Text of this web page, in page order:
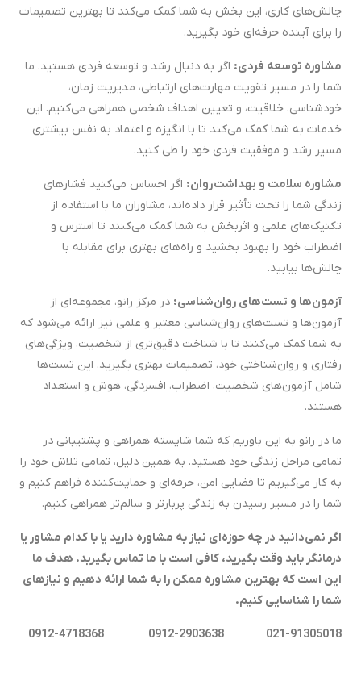
چالش‌های کاری، این بخش به شما کمک می‌کند تا بهترین تصمیمات
را برای آینده حرفه‌ای خود بگیرید.
مشاوره توسعه فردی: اگر به دنبال رشد و توسعه فردی هستید، ما
شما را در مسیر تقویت مهارت‌های ارتباطی، مدیریت زمان،
خودشناسی، خلاقیت، و تعیین اهداف شخصی همراهی می‌کنیم. این
خدمات به شما کمک می‌کند تا با انگیزه و اعتماد به نفس بیشتری
مسیر رشد و موفقیت فردی خود را طی کنید.
مشاوره سلامت و بهداشت روان: اگر احساس می‌کنید فشارهای
زندگی شما را تحت تأثیر قرار داده‌اند، مشاوران ما با استفاده از
تکنیک‌های علمی و اثربخش به شما کمک می‌کنند تا استرس و
اضطراب خود را بهبود بخشید و راه‌های بهتری برای مقابله با
چالش‌ها بیابید.
آزمون‌ها و تست‌های روان‌شناسی: در مرکز رانو، مجموعه‌ای از
آزمون‌ها و تست‌های روان‌شناسی معتبر و علمی نیز ارائه می‌شود که
به شما کمک می‌کنند تا با شناخت دقیق‌تری از شخصیت، ویژگی‌های
رفتاری و روان‌شناختی خود، تصمیمات بهتری بگیرید. این تست‌ها
شامل آزمون‌های شخصیت، اضطراب، افسردگی، هوش و استعداد
هستند.
ما در رانو به این باوریم که شما شایسته همراهی و پشتیبانی در
تمامی مراحل زندگی خود هستید. به همین دلیل، تمامی تلاش خود را
به کار می‌گیریم تا فضایی امن، حرفه‌ای و حمایت‌کننده فراهم کنیم و
شما را در مسیر رسیدن به زندگی پربارتر و سالم‌تر همراهی کنیم.
اگر نمی‌دانید در چه حوزه‌ای نیاز به مشاوره دارید یا با کدام مشاور یا
درمانگر باید وقت بگیرید، کافی است با ما تماس بگیرید. هدف ما
این است که بهترین مشاوره ممکن را به شما ارائه دهیم و نیازهای
شما را شناسایی کنیم.
021-91305018 0912-2903638 0912-4718368